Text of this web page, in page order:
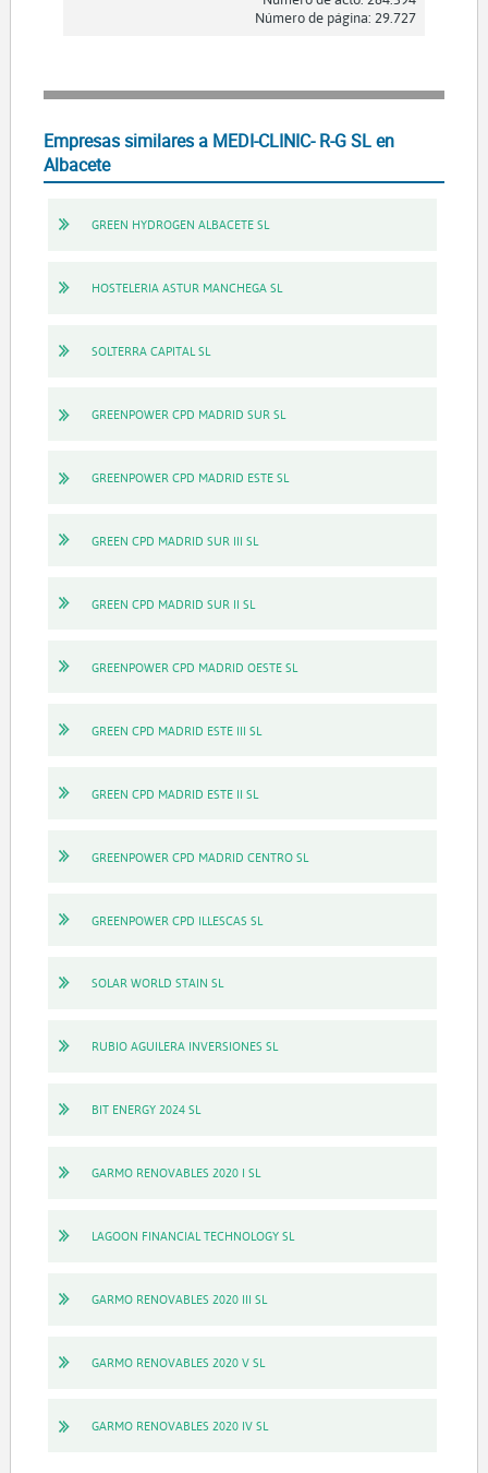
Número de página: 29.727
Empresas similares a MEDI-CLINIC- R-G SL en
Albacete
GREEN HYDROGEN ALBACETE SL
HOSTELERIA ASTUR MANCHEGA SL
SOLTERRA CAPITAL SL
GREENPOWER CPD MADRID SUR SL
GREENPOWER CPD MADRID ESTE SL
GREEN CPD MADRID SUR III SL
GREEN CPD MADRID SUR II SL
GREENPOWER CPD MADRID OESTE SL
GREEN CPD MADRID ESTE III SL
GREEN CPD MADRID ESTE II SL
GREENPOWER CPD MADRID CENTRO SL
GREENPOWER CPD ILLESCAS SL
SOLAR WORLD STAIN SL
RUBIO AGUILERA INVERSIONES SL
BIT ENERGY 2024 SL
GARMO RENOVABLES 2020 I SL
LAGOON FINANCIAL TECHNOLOGY SL
GARMO RENOVABLES 2020 III SL
GARMO RENOVABLES 2020 V SL
GARMO RENOVABLES 2020 IV SL